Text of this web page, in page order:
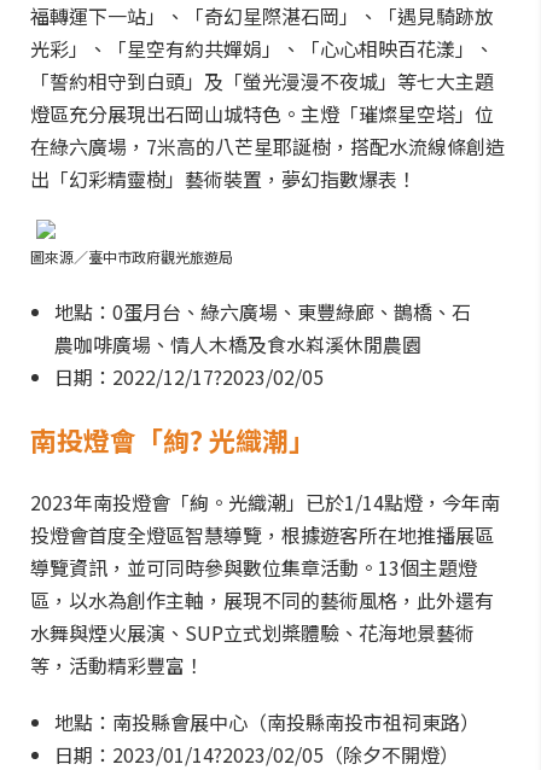
福轉運下一站」、「奇幻星際湛石岡」、「遇見騎跡放
光彩」、「星空有約共嬋娟」、「心心相映百花漾」、
「誓約相守到白頭」及「螢光漫漫不夜城」等七大主題
燈區充分展現出石岡山城特色。主燈「璀燦星空塔」位
在綠六廣場，7米高的八芒星耶誕樹，搭配水流線條創造
出「幻彩精靈樹」藝術裝置，夢幻指數爆表！
圖來源／臺中市政府觀光旅遊局
地點：0蛋月台、綠六廣場、東豐綠廊、鵲橋、石
農咖啡廣場、情人木橋及食水嵙溪休閒農園
日期：2022/12/17?2023/02/05
南投燈會「絢? 光織潮」
2023年南投燈會「絢。光織潮」已於1/14點燈，今年南
投燈會首度全燈區智慧導覽，根據遊客所在地推播展區
導覽資訊，並可同時參與數位集章活動。13個主題燈
區，以水為創作主軸，展現不同的藝術風格，此外還有
水舞與煙火展演、SUP立式划槳體驗、花海地景藝術
等，活動精彩豐富！
地點：南投縣會展中心（南投縣南投市祖祠東路）
日期：2023/01/14?2023/02/05（除夕不開燈）